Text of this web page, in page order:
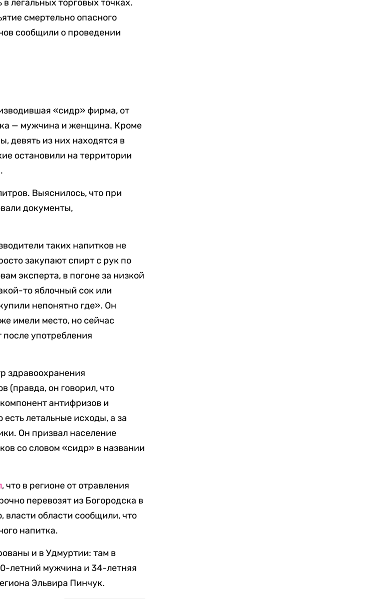
легальных торговых точках.
смертельно опасного
сообщили о проведении
«сидр» фирма, от
— мужчина и женщина. Кроме
девять из них находятся в
остановили на территории
Выяснилось, что при
документы,
таких напитков не
закупают спирт с рук по
эксперта, в погоне за низкой
то яблочный сок или
непонятно где». Он
имели место, но сейчас
употребления
здравоохранения
(правда, он говорил, что
антифризов и
летальные исходы, а за
Он призвал население
со словом «сидр» в названии
, что в регионе от отравления
перевозят из Богородска в
власти области сообщили, что
напитка.
и в Удмуртии: там в
летний мужчина и 34-летняя
Эльвира Пинчук.